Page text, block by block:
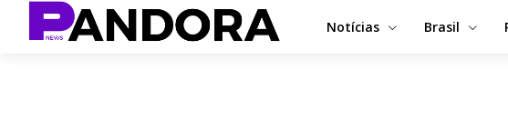
Notícias Brasil